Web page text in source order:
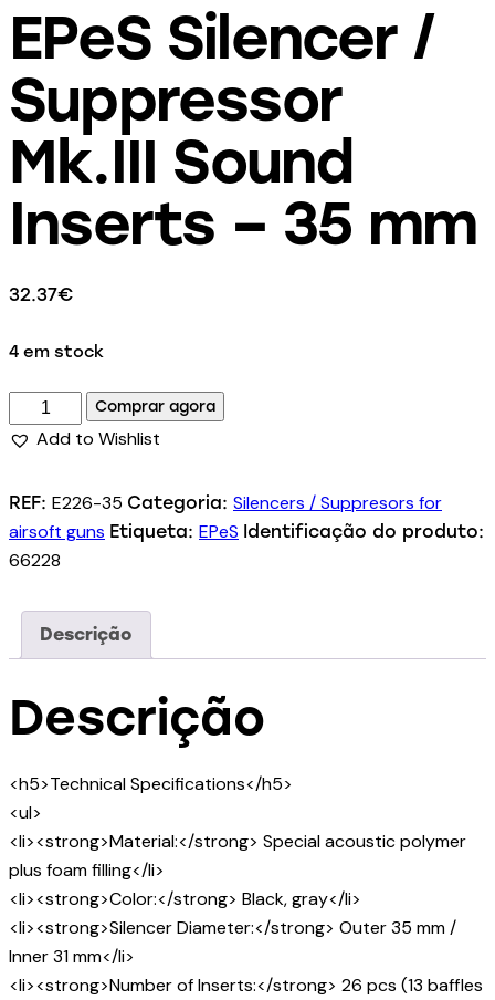
EPeS Silencer /
Suppressor
Mk.III Sound
Inserts – 35 mm
32.37€
4 em stock
Comprar agora
Add to Wishlist
REF: E226-35 Categoria: Silencers / Suppresors for
airsoft guns Etiqueta: EPeS Identificação do produto:
66228
Descrição
Descrição
<h5>Technical Specifications</h5>
<ul>
<li><strong>Material:</strong> Special acoustic polymer
plus foam filling</li>
<li><strong>Color:</strong> Black, gray</li>
<li><strong>Silencer Diameter:</strong> Outer 35 mm /
Inner 31 mm</li>
<li><strong>Number of Inserts:</strong> 26 pcs (13 baffles